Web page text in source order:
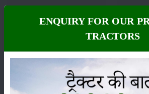
कीटनाशक
ENQUIRY FOR OUR
TRACTORS